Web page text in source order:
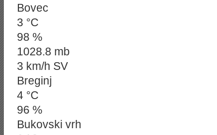
Bovec
3 °C
98 %
1028.8 mb
3 km/h SV
Breginj
4 °C
96 %
Bukovski vrh